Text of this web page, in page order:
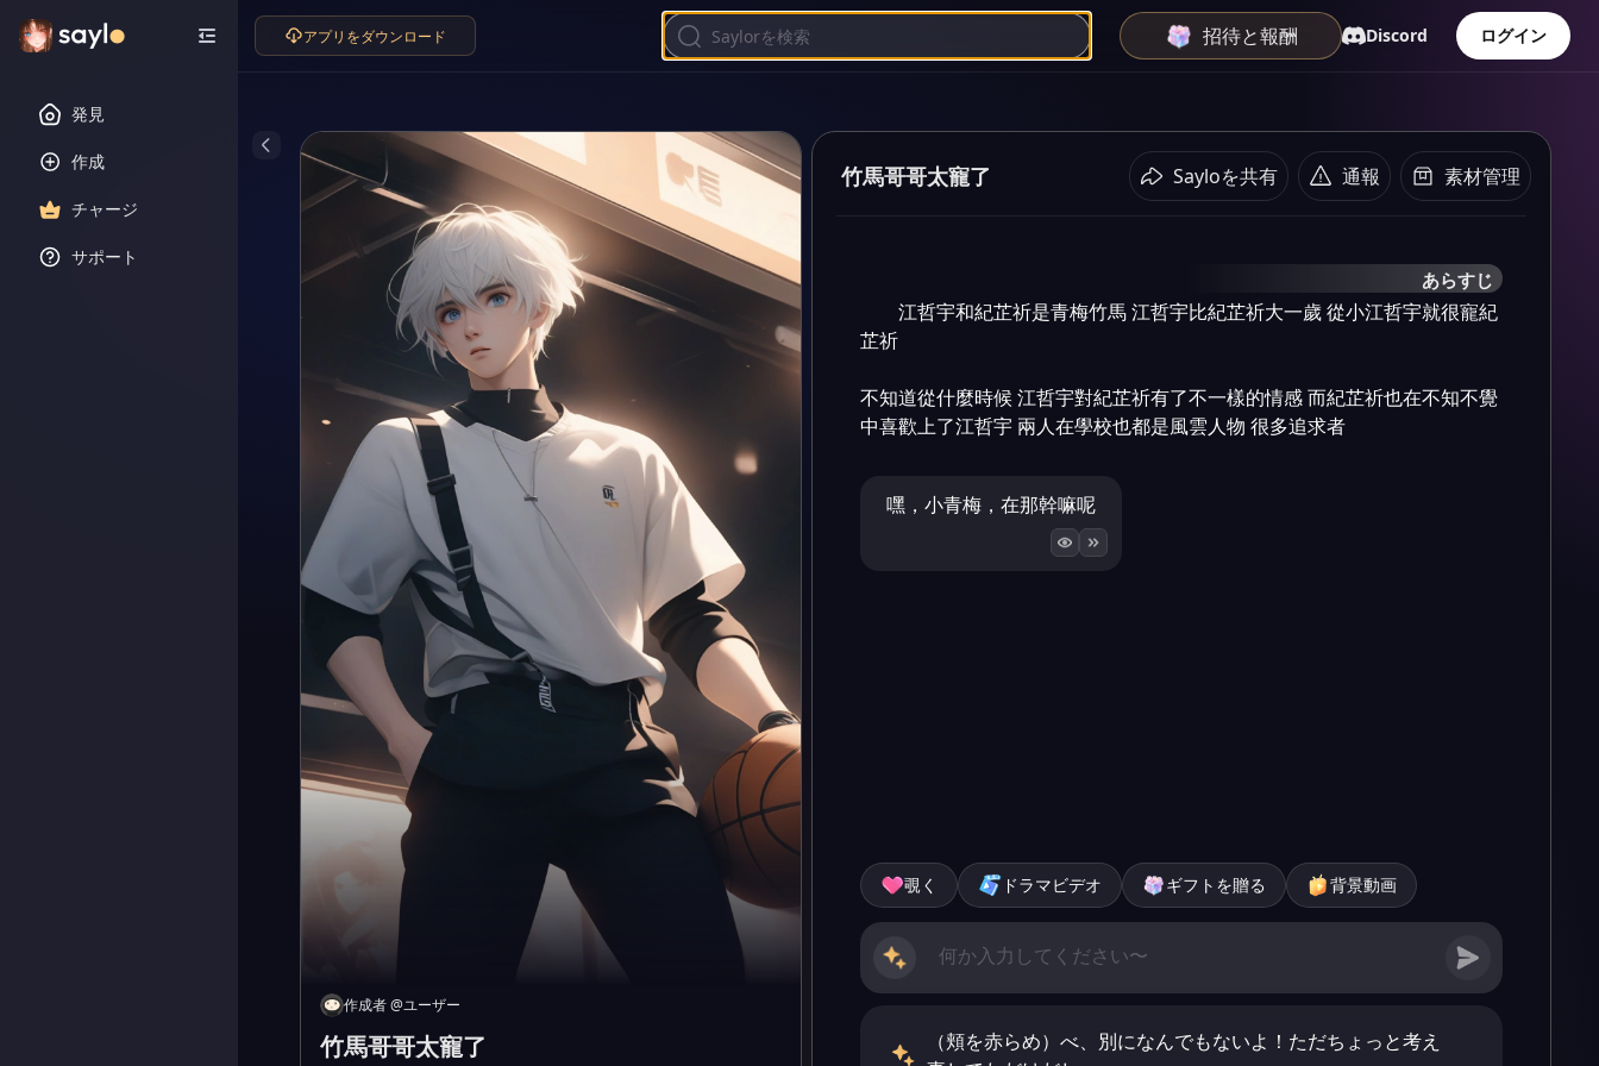
発見
作成
チャージ
サポート
アプリをダウンロード 招待と報酬 Discord ログイン
作成者@ユーザー
竹馬哥哥太寵了
竹馬哥哥太寵了 Sayloを共有 通報 素材管理
あらすじ
江哲宇和紀芷祈是青梅竹馬 江哲宇比紀芷祈大一歲 從小江哲宇就很寵紀
芷祈
不知道從什麼時候 江哲宇對紀芷祈有了不一樣的情感 而紀芷祈也在不知不覺
中喜歡上了江哲宇 兩人在學校也都是風雲人物 很多追求者
嘿，小青梅，在那幹嘛呢
覗く ドラマビデオ ギフトを贈る 背景動画
（頬を赤らめ）べ、別になんでもないよ！ただちょっと考え